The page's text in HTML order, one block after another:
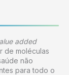
added
de moléculas
não
para todo o